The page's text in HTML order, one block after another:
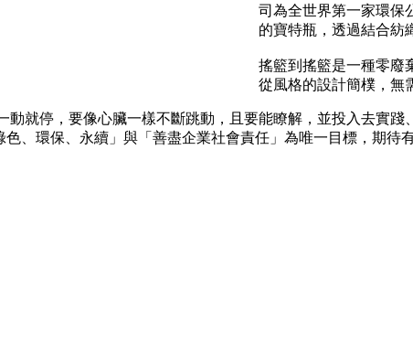
司為全世界第一家環保
的寶特瓶，透過結合紡
搖籃到搖籃是一種零廢
從風格的設計簡樸，無
動就停，要像心臟一樣不斷跳動，且要能瞭解，並投入去實
、環保、永續」與「善盡企業社會責任」為唯一目標，期